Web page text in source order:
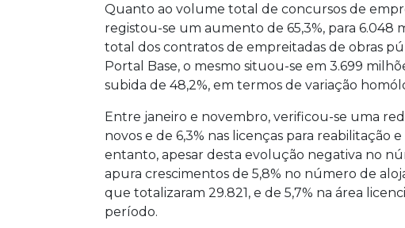
Quanto ao volume total de concursos de
registou-se um aumento de 65,3%, para
total dos contratos de empreitadas de obras
Portal Base, o mesmo situou-se em 3.699
subida de 48,2%, em termos de variação
Entre janeiro e novembro, verificou-se uma
novos e de 6,3% nas licenças para reabilitação
entanto, apesar desta evolução negativa no
apura crescimentos de 5,8% no número de
que totalizaram 29.821, e de 5,7% na área
período.